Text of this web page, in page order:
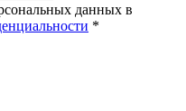
данных в
*